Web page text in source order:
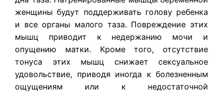
женщины будут поддерживать голову ребенка
и все органы малого таза. Повреждение этих
мышц приводит к недержанию мочи и
опущению матки. Кроме того, отсутствие
тонуса этих мышц снижает сексуальное
удовольствие, приводя иногда к болезненным
ощущениям или к недостаточной